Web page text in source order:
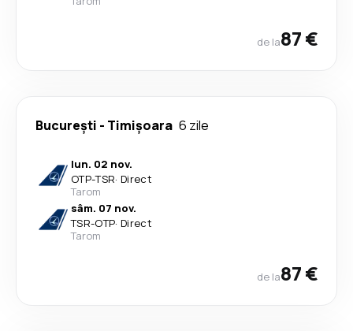
de la87 €
București - Timișoara 6 zile
lun. 02 nov.
OTP-TSR· Direct
Tarom
sâm. 07 nov.
TSR-OTP· Direct
Tarom
de la87 €